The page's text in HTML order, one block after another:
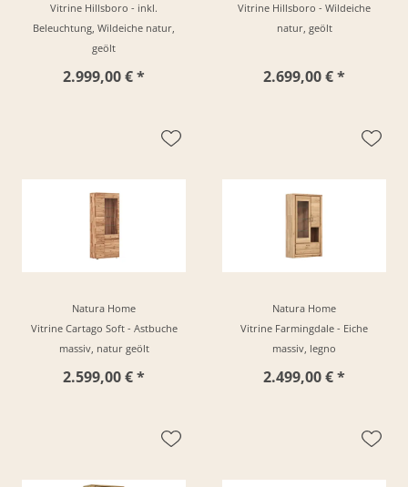
Vitrine Hillsboro - inkl.
Beleuchtung, Wildeiche natur,
geölt
2.999,00 € *
Vitrine Hillsboro - Wildeiche
natur, geölt
2.699,00 € *
Natura Home
Vitrine Cartago Soft - Astbuche
massiv, natur geölt
2.599,00 € *
Natura Home
Vitrine Farmingdale - Eiche
massiv, legno
2.499,00 € *